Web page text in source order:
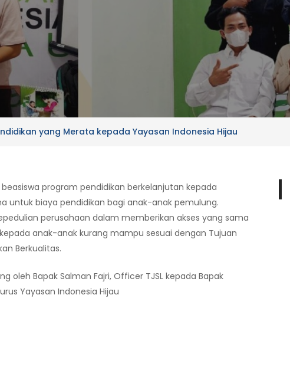
yang Merata kepada Yayasan Indonesia Hijau
program pendidikan berkelanjutan kepada
untuk biaya pendidikan bagi anak-anak pemulung.
perusahaan dalam memberikan akses yang sama
anak-anak kurang mampu sesuai dengan Tujuan
Berkualitas.
oleh Bapak Salman Fajri, Officer TJSL kepada Bapak
Yayasan Indonesia Hijau